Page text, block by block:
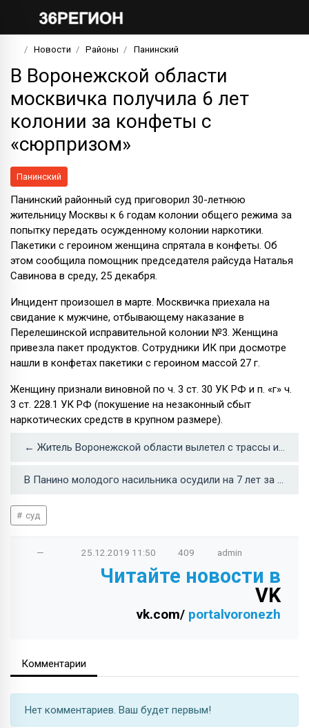
Новости Районы Панинский
В Воронежской области
москвичка получила 6 лет
колонии за конфеты с
«сюрпризом»
Панинский
Панинский районный суд приговорил 30-летнюю
жительницу Москвы к 6 годам колонии общего режима за
попытку передать осужденному колонии наркотики.
Пакетики с героином женщина спрятала в конфеты. Об
этом сообщила помощник председателя райсуда Наталья
Савинова в среду, 25 декабря.
Инцидент произошел в марте. Москвичка приехала на
свидание к мужчине, отбывающему наказание в
Перелешинской исправительной колонии №3. Женщина
привезла пакет продуктов. Сотрудники ИК при досмотре
нашли в конфетах пакетики с героином массой 27 г.
Женщину признали виновной по ч. 3 ст. 30 УК РФ и п. «г» ч.
3 ст. 228.1 УК РФ (покушение на незаконный сбыт
наркотических средств в крупном размере).
← Житель Воронежской области вылетел с трассы и погиб
В Панино молодого насильника осудили на 7 лет за надругательства над пенсионеркой →
суд
— 25.12.2019 11:50 409 admin
Читайте новости в
VK
vk.com/ portalvoronezh
Комментарии
Нет комментариев. Ваш будет первым!